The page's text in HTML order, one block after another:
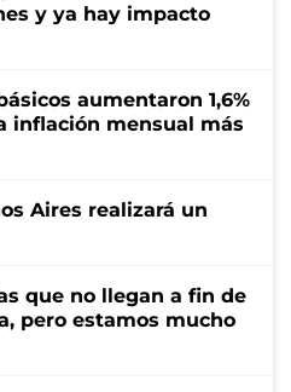
y ya hay impacto
aumentaron 1,6%
inflación mensual más
Aires realizará un
que no llegan a fin de
pero estamos mucho